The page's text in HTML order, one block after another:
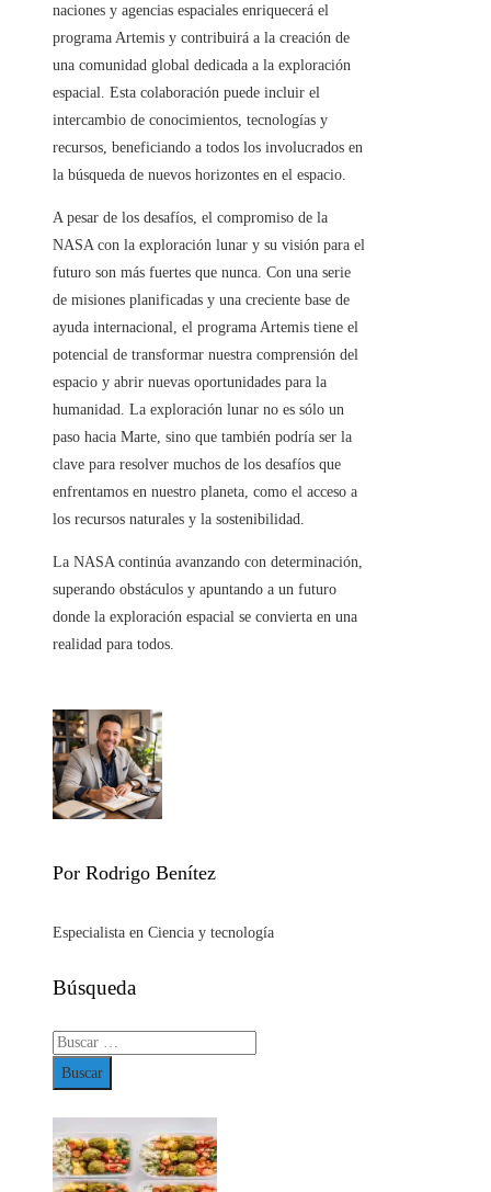
naciones y agencias espaciales enriquecerá el
programa Artemis y contribuirá a la creación de
una comunidad global dedicada a la exploración
espacial. Esta colaboración puede incluir el
intercambio de conocimientos, tecnologías y
recursos, beneficiando a todos los involucrados en
la búsqueda de nuevos horizontes en el espacio.
A pesar de los desafíos, el compromiso de la
NASA con la exploración lunar y su visión para el
futuro son más fuertes que nunca. Con una serie
de misiones planificadas y una creciente base de
ayuda internacional, el programa Artemis tiene el
potencial de transformar nuestra comprensión del
espacio y abrir nuevas oportunidades para la
humanidad. La exploración lunar no es sólo un
paso hacia Marte, sino que también podría ser la
clave para resolver muchos de los desafíos que
enfrentamos en nuestro planeta, como el acceso a
los recursos naturales y la sostenibilidad.
La NASA continúa avanzando con determinación,
superando obstáculos y apuntando a un futuro
donde la exploración espacial se convierta en una
realidad para todos.
Por Rodrigo Benítez
Especialista en Ciencia y tecnología
Búsqueda
Buscar: